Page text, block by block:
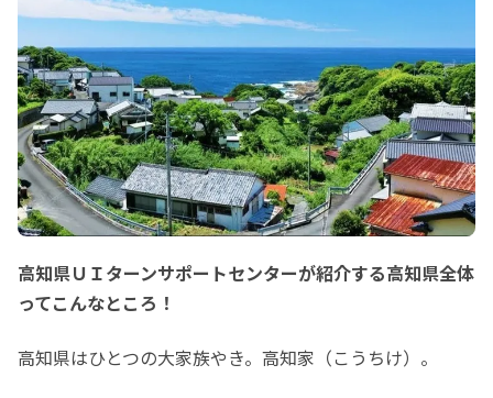
高知県ＵＩターンサポートセンターが紹介する高知県全体
ってこんなところ！
高知県はひとつの大家族やき。高知家（こうちけ）。